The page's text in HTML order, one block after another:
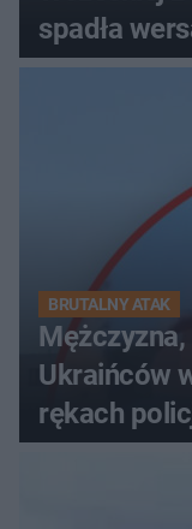
spadła
BRUTALNY ATAK
Ukraińców
rękach